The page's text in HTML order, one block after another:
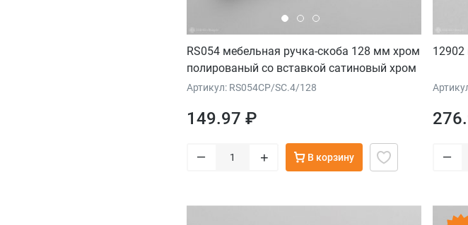
RS054 мебельная ручка-скоба 128 мм хром
полированый со вставкой сатиновый хром
Артикул: RS054CP/SC.4/128
149.97 ₽
– + В корзину –